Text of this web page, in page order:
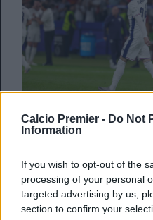
Calcio Premier - Do Not
Information
If you wish to opt-out of the
processing of your personal
targeted advertising by us,
section to confirm your
Che le convocazioni di
aspettative. Alcuni
sorpresa, come
sono stati lasciati a casa,
detto furioso sui propri